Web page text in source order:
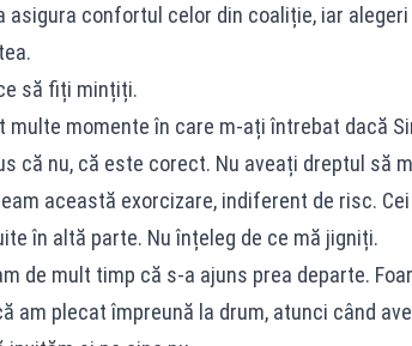
asigura confortul celor din coaliție, iar
să fiți mințiți.
multe momente în care m-ați întrebat dacă
că nu, că este corect. Nu aveați dreptul să
această exorcizare, indiferent de risc.
în altă parte. Nu înțeleg de ce mă jigniți.
de mult timp că s-a ajuns prea departe.
am plecat împreună la drum, atunci când